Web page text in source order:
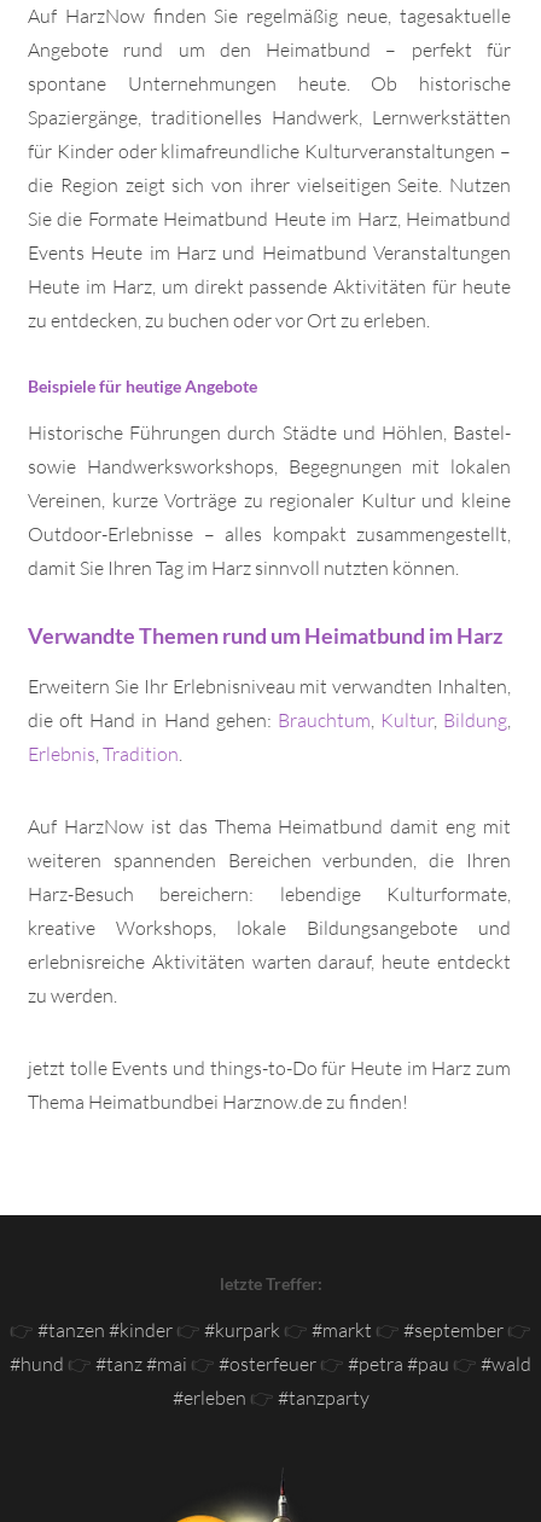
Auf HarzNow finden Sie regelmäßig neue, tagesaktuelle
Angebote rund um den Heimatbund – perfekt für
spontane Unternehmungen heute. Ob historische
Spaziergänge, traditionelles Handwerk, Lernwerkstätten
für Kinder oder klimafreundliche Kulturveranstaltungen –
die Region zeigt sich von ihrer vielseitigen Seite. Nutzen
Sie die Formate Heimatbund Heute im Harz, Heimatbund
Events Heute im Harz und Heimatbund Veranstaltungen
Heute im Harz, um direkt passende Aktivitäten für heute
zu entdecken, zu buchen oder vor Ort zu erleben.
Beispiele für heutige Angebote
Historische Führungen durch Städte und Höhlen, Bastel-
sowie Handwerksworkshops, Begegnungen mit lokalen
Vereinen, kurze Vorträge zu regionaler Kultur und kleine
Outdoor-Erlebnisse – alles kompakt zusammengestellt,
damit Sie Ihren Tag im Harz sinnvoll nutzten können.
Verwandte Themen rund um Heimatbund im Harz
Erweitern Sie Ihr Erlebnisniveau mit verwandten Inhalten,
die oft Hand in Hand gehen: Brauchtum, Kultur, Bildung,
Erlebnis,Tradition.
Auf HarzNow ist das Thema Heimatbund damit eng mit
weiteren spannenden Bereichen verbunden, die Ihren
Harz-Besuch bereichern: lebendige Kulturformate,
kreative Workshops, lokale Bildungsangebote und
erlebnisreiche Aktivitäten warten darauf, heute entdeckt
zu werden.
jetzt tolle Events und things-to-Do für Heute im Harz zum
Thema Heimatbundbei Harznow.de zu finden!
letzte Treffer:
👉 #tanzen #kinder 👉 #kurpark 👉 #markt 👉 #september 👉
#hund 👉 #tanz #mai 👉 #osterfeuer 👉 #petra #pau 👉 #wald
#erleben 👉 #tanzparty